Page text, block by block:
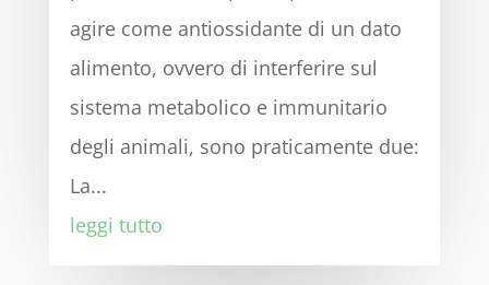
agire come antiossidante di un dato
alimento, ovvero di interferire sul
sistema metabolico e immunitario
degli animali, sono praticamente due:
La...
leggi tutto